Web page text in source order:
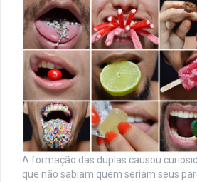
A formação das duplas causou
que não sabiam quem seriam seus